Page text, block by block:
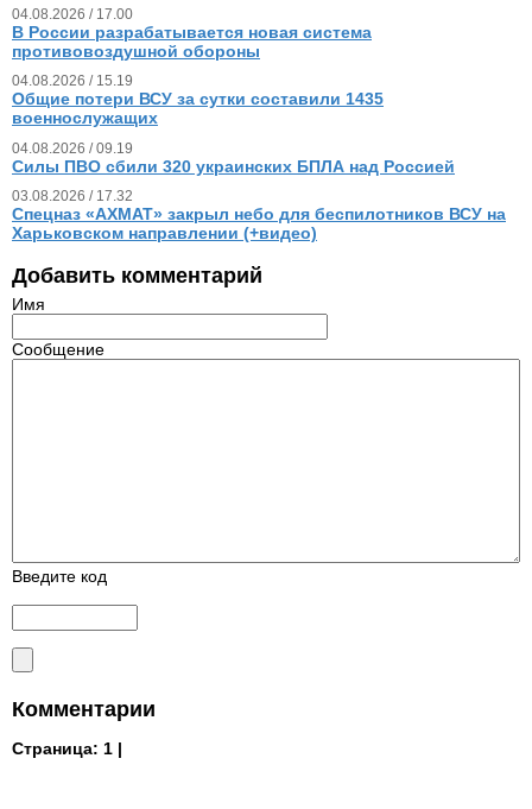
04.08.2026 / 17.00
В России разрабатывается новая система
противовоздушной обороны
04.08.2026 / 15.19
Общие потери ВСУ за сутки составили 1435
военнослужащих
04.08.2026 / 09.19
Силы ПВО сбили 320 украинских БПЛА над Россией
03.08.2026 / 17.32
Спецназ «АХМАТ» закрыл небо для беспилотников ВСУ на
Харьковском направлении (+видео)
Добавить комментарий
Имя
Сообщение
Введите код
Комментарии
Страница: 1 |